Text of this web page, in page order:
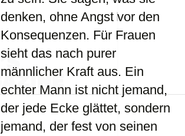
denken, ohne Angst vor den
Konsequenzen. Für Frauen
sieht das nach purer
männlicher Kraft aus. Ein
echter Mann ist nicht jemand,
der jede Ecke glättet, sondern
jemand, der fest von seinen